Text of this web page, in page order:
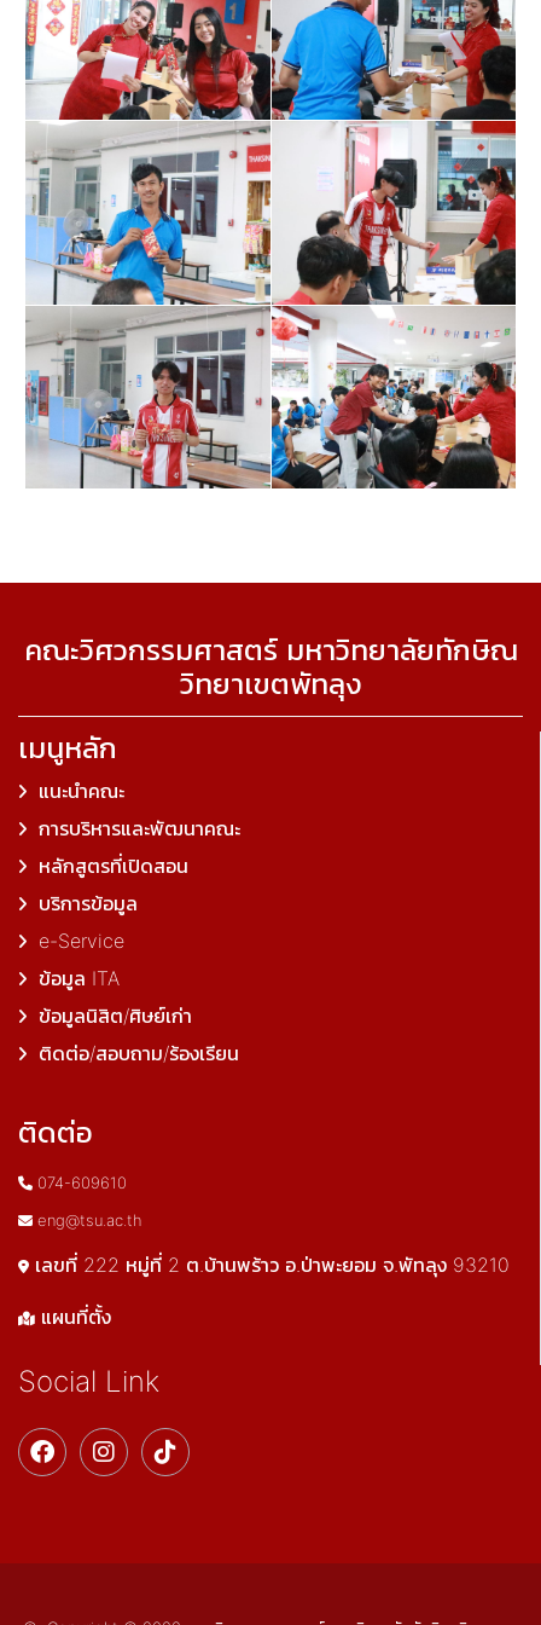
คณะวิศวกรรมศาสตร์ มหาวิทยาลัยทักษิณ
วิทยาเขตพัทลุง
เมนูหลัก
แนะนำคณะ
การบริหารและพัฒนาคณะ
หลักสูตรที่เปิดสอน
บริการข้อมูล
e-Service
ข้อมูล ITA
ข้อมูลนิสิต/ศิษย์เก่า
ติดต่อ/สอบถาม/ร้องเรียน
ติดต่อ
074-609610
eng@tsu.ac.th
เลขที่ 222 หมู่ที่ 2 ต.บ้านพร้าว อ.ป่าพะยอม จ.พัทลุง 93210
แผนที่ตั้ง
Social Link